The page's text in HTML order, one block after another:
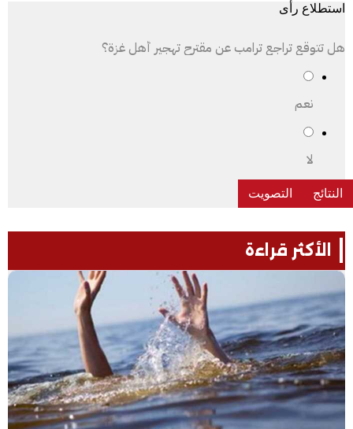
استطلاع رأى
هل تتوقع تراجع ترامب عن مقترح تهجير أهل غزة؟
نعم
لا
الأكثر قراءة